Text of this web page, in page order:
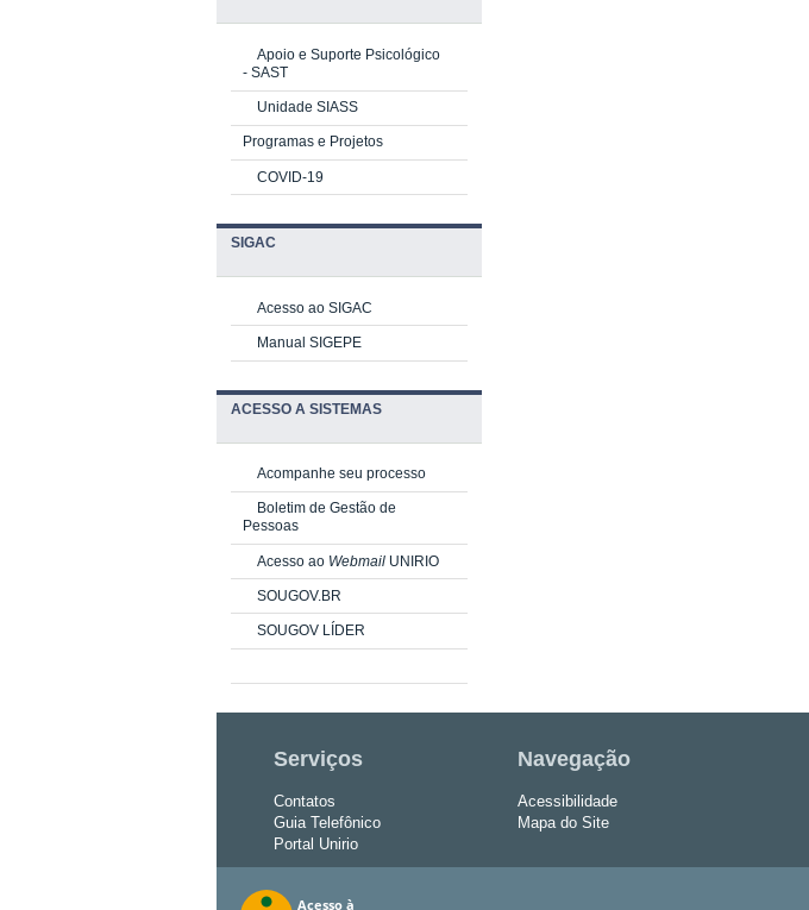
Apoio e Suporte Psicológico
- SAST
Unidade SIASS
Programas e Projetos
COVID-19
SIGAC
Acesso ao SIGAC
Manual SIGEPE
ACESSO A SISTEMAS
Acompanhe seu processo
Boletim de Gestão de
Pessoas
Acesso ao Webmail UNIRIO
SOUGOV.BR
SOUGOV LÍDER
Serviços
Contatos
Guia Telefônico
Portal Unirio
Navegação
Acessibilidade
Mapa do Site